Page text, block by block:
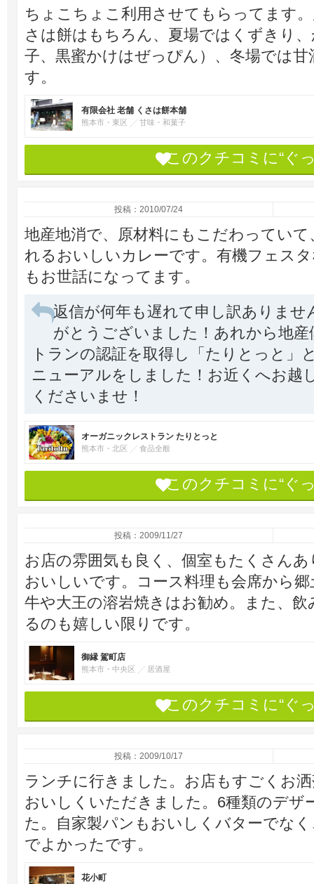
ちょこちょこ利用させてもらってます
さは餅はもちろん、夏場ではくずきり
子、黒蜜かけはぜっぴん）、冬場では
す。
有限会社 老舗 くさは餅本舗
熊本市・東区 甘味・和菓子
このクチコミに“ぐ
投稿：2010/07/24
地産地消で、原材料にもこだわってい
れるおいしいカレーです。有機フェス
もお世話になってます。
返信が何年も遅れて申し訳ありま
がとうございました！あれから地
トランの認証を取得し「たりとっと」
ニューアルをしました！お近くへお越
くださいませ！
オーガニックレストラン たりとっと
熊本市・北区 食品全般
このクチコミに“ぐ
投稿：2009/11/27
お店の雰囲気も良く、個室もたくさん
おいしいです。コース料理も会席から
牛や大王の溶岩焼きはお勧め。また、
るのも嬉しい限りです。
御縁 駕町店
熊本市・中央区 居酒屋
このクチコミに“ぐ
投稿：2009/10/17
ランチに行きました。お店もすごくお
おいしくいただきました。6種類のデザ
た。自家製パンもおいしくバターでな
でよかったです。
花小町